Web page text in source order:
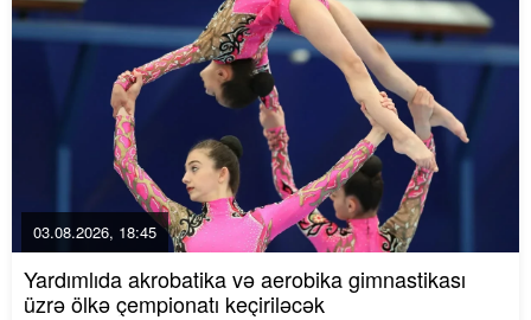
03.08.2026, 18:45
Yardımlıda akrobatika və aerobika gimnastikası
üzrə ölkə çempionatı keçiriləcək